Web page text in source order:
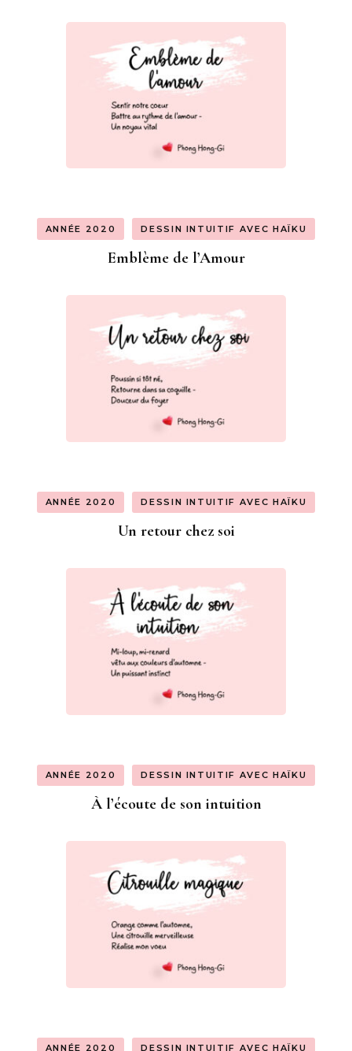
ANNÉE 2020 DESSIN INTUITIF AVEC HAÏKU
Emblème de l’Amour
ANNÉE 2020 DESSIN INTUITIF AVEC HAÏKU
Un retour chez soi
ANNÉE 2020 DESSIN INTUITIF AVEC HAÏKU
À l’écoute de son intuition
ANNÉE 2020 DESSIN INTUITIF AVEC HAÏKU